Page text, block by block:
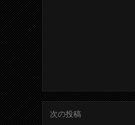
次の投稿